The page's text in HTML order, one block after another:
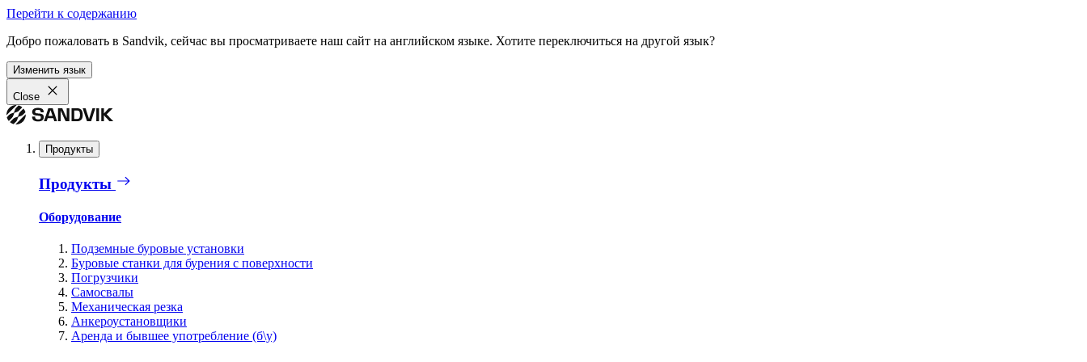
Перейти к содержанию
Добро пожаловать в Sandvik, сейчас вы просматриваете наш сайт на английском языке. Хотите переключиться на другой язык?
Изменить язык
Close
Продукты
Продукты
Оборудование
Подземные буровые установки
Буровые станки для бурения с поверхности
Погрузчики
Самосвалы
Механическая резка
Анкероустановщики
Аренда и бывшее употребление (б\у)